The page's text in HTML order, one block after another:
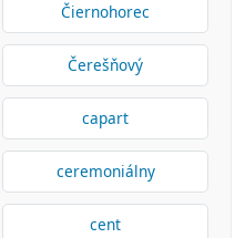
Čiernohorec
Čerešňový
capart
ceremoniálny
cent